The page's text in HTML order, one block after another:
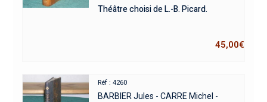
Théâtre choisi de L.-B. Picard.
45,00€
Réf : 4260
BARBIER Jules - CARRE Michel -